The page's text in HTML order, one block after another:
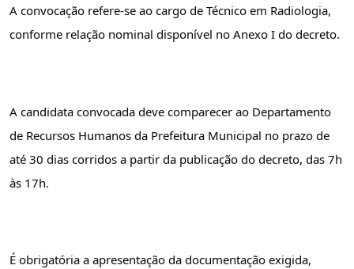
A convocação refere-se ao cargo de Técnico em Radiologia,
conforme relação nominal disponível no Anexo I do decreto.
A candidata convocada deve comparecer ao Departamento
de Recursos Humanos da Prefeitura Municipal no prazo de
até 30 dias corridos a partir da publicação do decreto, das 7h
às 17h.
É obrigatória a apresentação da documentação exigida,